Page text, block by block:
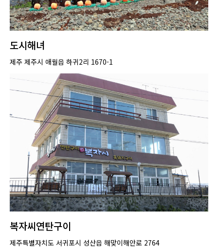
도시해녀
제주 제주시 애월읍 하귀2리 1670-1
복자씨연탄구이
제주특별자치도 서귀포시 성산읍 해맞이해안로 2764